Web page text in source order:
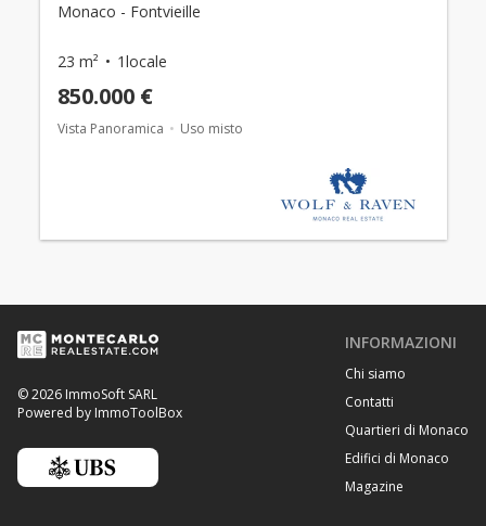
Monaco - Fontvieille
23 m² 1locale
850.000 €
Vista Panoramica Uso misto
© 2026 ImmoSoft SARL
Powered by ImmoToolBox
INFORMAZIONI
Chi siamo
Contatti
Quartieri di Monaco
Edifici di Monaco
Magazine